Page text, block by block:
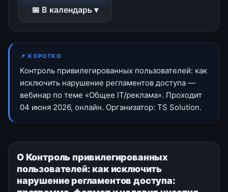
📅 В календарь ▾
📌 КОРОТКО
Контроль привилегированных пользователей: как
исключить нарушение регламентов доступа —
вебинар по теме «Общее IT/реклама». Проходит
04 июня 2026, онлайн. Организатор: TS Solution.
О Контроль привилегированных
пользователей: как исключить
нарушение регламентов доступа: